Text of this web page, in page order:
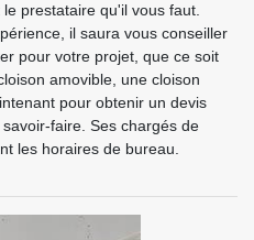
prestataire qu'il vous faut.
il saura vous conseiller
pour votre projet, que ce soit
amovible, une cloison
pour obtenir un devis
faire. Ses chargés de
les horaires de bureau.